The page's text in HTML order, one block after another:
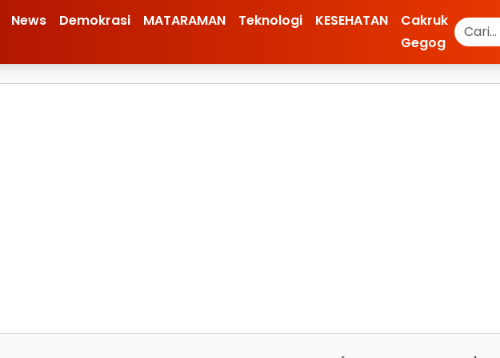
News Demokrasi MATARAMAN Teknologi KESEHATAN
Cakruk
Gegog